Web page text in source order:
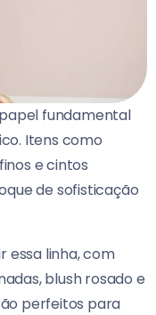
fundamental
Itens como
e cintos
de sofisticação
essa linha, com
blush rosado e
perfeitos para